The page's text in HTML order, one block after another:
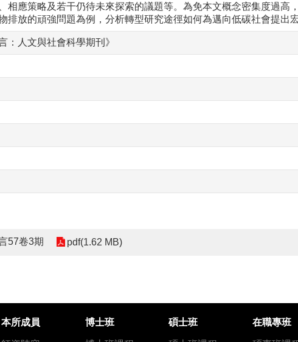
相應策略及若干仍待未來探索的議題等。為免本文概念密集度過高
排放的頑強問題為例，分析轉型研究途徑如何為邁向低碳社會提出
：人文與社會科學期刊》
57卷3期
pdf(1.62 MB)
本所成員 博士班 碩士班 在職專班